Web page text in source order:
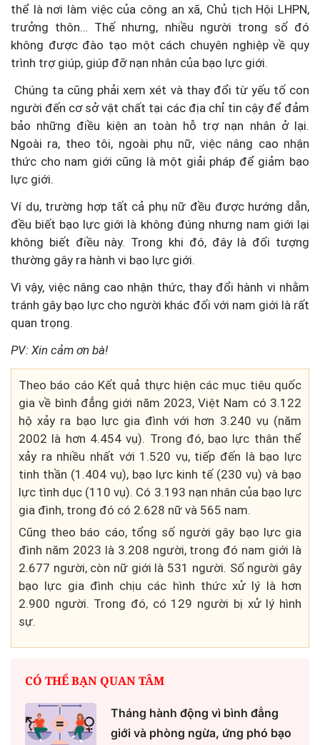
thể là nơi làm việc của công an xã, Chủ tịch Hội LHPN,
trưởng thôn… Thế nhưng, nhiều người trong số đó
không được đào tạo một cách chuyên nghiệp về quy
trình trợ giúp, giúp đỡ nạn nhân của bạo lực giới.
Chúng ta cũng phải xem xét và thay đổi từ yếu tố con
người đến cơ sở vật chất tại các địa chỉ tin cậy để đảm
bảo những điều kiện an toàn hỗ trợ nạn nhân ở lại.
Ngoài ra, theo tôi, ngoài phụ nữ, việc nâng cao nhận
thức cho nam giới cũng là một giải pháp để giảm bạo
lực giới.
Ví dụ, trường hợp tất cả phụ nữ đều được hướng dẫn,
đều biết bạo lực giới là không đúng nhưng nam giới lại
không biết điều này. Trong khi đó, đây là đối tượng
thường gây ra hành vi bạo lực giới.
Vì vậy, việc nâng cao nhận thức, thay đổi hành vi nhằm
tránh gây bạo lực cho người khác đối với nam giới là rất
quan trọng.
PV: Xin cảm ơn bà!
Theo báo cáo Kết quả thực hiện các mục tiêu quốc
gia về bình đẳng giới năm 2023, Việt Nam có 3.122
hộ xảy ra bạo lực gia đình với hơn 3.240 vụ (năm
2002 là hơn 4.454 vụ). Trong đó, bạo lực thân thể
xảy ra nhiều nhất với 1.520 vụ, tiếp đến là bạo lực
tinh thần (1.404 vụ), bạo lực kinh tế (230 vụ) và bạo
lực tình dục (110 vụ). Có 3.193 nạn nhân của bạo lực
gia đình, trong đó có 2.628 nữ và 565 nam.
Cũng theo báo cáo, tổng số người gây bạo lực gia
đình năm 2023 là 3.208 người, trong đó nam giới là
2.677 người, còn nữ giới là 531 người. Số người gây
bạo lực gia đình chịu các hình thức xử lý là hơn
2.900 người. Trong đó, có 129 người bị xử lý hình
sự.
CÓ THỂ BẠN QUAN TÂM
Tháng hành động vì bình đẳng
giới và phòng ngừa, ứng phó bạo